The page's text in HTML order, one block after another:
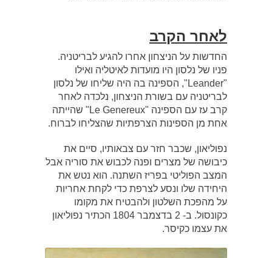
לאחר הקרב
החדשות על הניצחון אחרו להגיע לבריטניה.
פניו של נלסון היו מועדות לאיטליה ואילו
"Leander", הספינה בה היה שליחו של נלסון
לבריטניה עם בשורת הניצחון, נלכדה לאחר
קרב עז עם הספינה "Le Genereux" שהייתה
אחת מן הספינות הצרפתיות שהצליחו לברוח.
נפוליאון, שכבר חזר עם צבאותיו, סיים את
כיבושה של מצרים ופנה לכבוש את סוריה אבל
המצב הפוליטי בפריז השתנה. הוא נטש את
היחידה שלו ונסע לצרפת כדי לקחת אחריות
על מהפכת השלטון ולהבטיח את מקומו
כקונסול. ב- 2 בדצמבר 1804 הכתיר נפוליאון
את עצמו כקיסר.